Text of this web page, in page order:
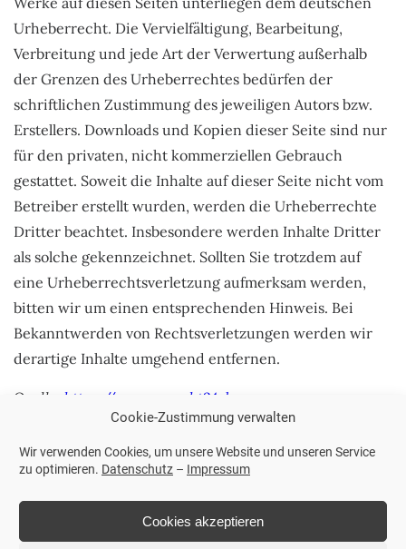
Cookie-Zustimmung verwalten
Wir verwenden Cookies, um unsere Website und unseren Service
zu optimieren. Datenschutz – Impressum
Cookies akzeptieren
Urheberrecht. Die Vervielfältigung, Bearbeitung,
Verbreitung und jede Art der Verwertung außerhalb
der Grenzen des Urheberrechtes bedürfen der
schriftlichen Zustimmung des jeweiligen Autors bzw.
Erstellers. Downloads und Kopien dieser Seite sind nur
für den privaten, nicht kommerziellen Gebrauch
gestattet. Soweit die Inhalte auf dieser Seite nicht vom
Betreiber erstellt wurden, werden die Urheberrechte
Dritter beachtet. Insbesondere werden Inhalte Dritter
als solche gekennzeichnet. Sollten Sie trotzdem auf
eine Urheberrechtsverletzung aufmerksam werden,
bitten wir um einen entsprechenden Hinweis. Bei
Bekanntwerden von Rechtsverletzungen werden wir
derartige Inhalte umgehend entfernen.
Quelle: https://www.e-recht24.de